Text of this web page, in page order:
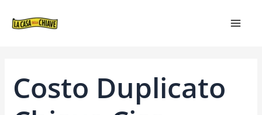
Costo Duplicato
ARTICOLI